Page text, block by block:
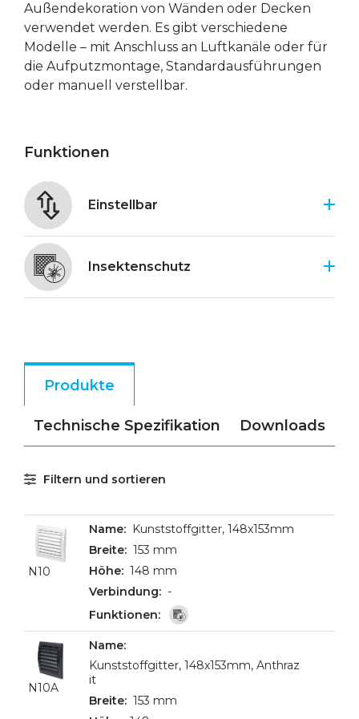
Außendekoration von Wänden oder Decken
verwendet werden. Es gibt verschiedene
Modelle – mit Anschluss an Luftkanäle oder für
die Aufputzmontage, Standardausführungen
oder manuell verstellbar.
Funktionen
Einstellbar
Insektenschutz
Produkte
Technische Spezifikation Downloads
Filtern und sortieren
N10
Kunststoffgitter, 148x153mm
153 mm
148 mm
-
N10A
Kunststoffgitter, 148x153mm, Anthraz
it
153 mm